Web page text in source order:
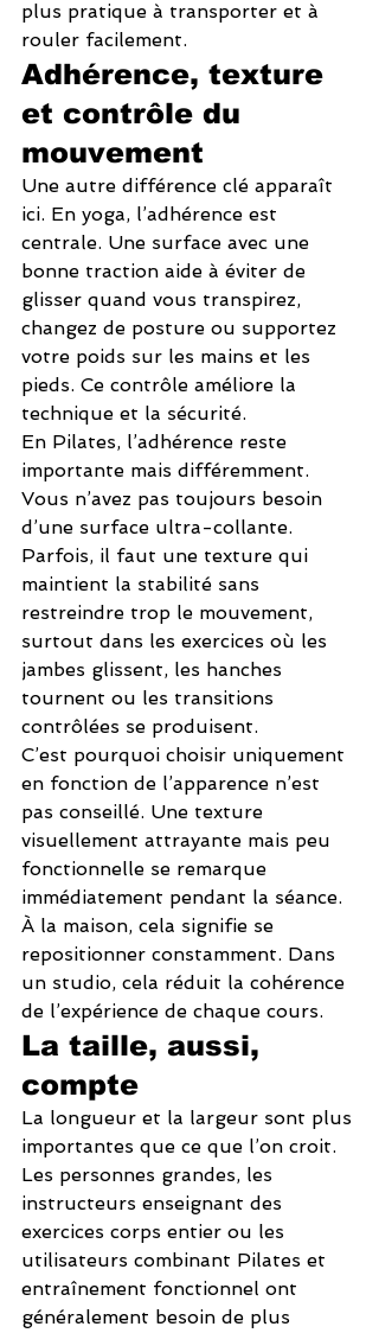
plus pratique à transporter et à
rouler facilement.
Adhérence, texture
et contrôle du
mouvement
Une autre différence clé apparaît
ici. En yoga, l’adhérence est
centrale. Une surface avec une
bonne traction aide à éviter de
glisser quand vous transpirez,
changez de posture ou supportez
votre poids sur les mains et les
pieds. Ce contrôle améliore la
technique et la sécurité.
En Pilates, l’adhérence reste
importante mais différemment.
Vous n’avez pas toujours besoin
d’une surface ultra-collante.
Parfois, il faut une texture qui
maintient la stabilité sans
restreindre trop le mouvement,
surtout dans les exercices où les
jambes glissent, les hanches
tournent ou les transitions
contrôlées se produisent.
C’est pourquoi choisir uniquement
en fonction de l’apparence n’est
pas conseillé. Une texture
visuellement attrayante mais peu
fonctionnelle se remarque
immédiatement pendant la séance.
À la maison, cela signifie se
repositionner constamment. Dans
un studio, cela réduit la cohérence
de l’expérience de chaque cours.
La taille, aussi,
compte
La longueur et la largeur sont plus
importantes que ce que l’on croit.
Les personnes grandes, les
instructeurs enseignant des
exercices corps entier ou les
utilisateurs combinant Pilates et
entraînement fonctionnel ont
généralement besoin de plus